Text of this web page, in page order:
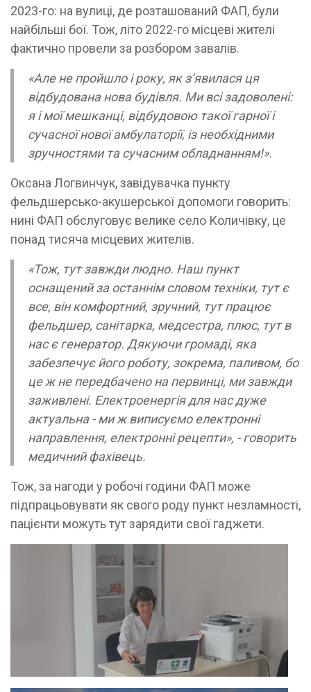
2023-го: на вулиці, де розташований ФАП, були
найбільші бої. Тож, літо 2022-го місцеві жителі
фактично провели за розбором завалів.
«Але не пройшло і року, як зʼявилася ця
відбудована нова будівля. Ми всі задоволені:
я і мої мешканці, відбудовою такої гарної і
сучасної нової амбулаторії, із необхідними
зручностями та сучасним обладнанням!».
Оксана Логвинчук, завідувачка пункту
фельдшерсько-акушерської допомоги говорить:
нині ФАП обслуговує велике село Количівку, це
понад тисяча місцевих жителів.
«Тож, тут завжди людно. Наш пункт
оснащений за останнім словом техніки, тут є
все, він комфортний, зручний, тут працює
фельдшер, санітарка, медсестра, плюс, тут в
нас є генератор. Дякуючи громаді, яка
забезпечує його роботу, зокрема, паливом, бо
це ж не передбачено на первинці, ми завжди
заживлені. Електроенергія для нас дуже
актуальна - ми ж виписуємо електронні
направлення, електронні рецепти», - говорить
медичний фахівець.
Тож, за нагоди у робочі години ФАП може
підпрацьовувати як свого роду пункт незламності,
пацієнти можуть тут зарядити свої гаджети.